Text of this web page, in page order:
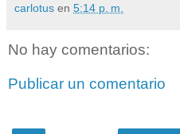
carlotus en 5:14 p. m.
No hay comentarios:
Publicar un comentario